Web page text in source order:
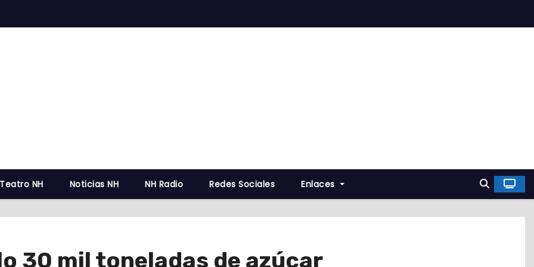
NH Noticias NH NH Radio Redes Sociales Enlaces
30 mil toneladas de azúcar